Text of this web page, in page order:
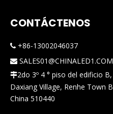
CONTÁCTENOS
 +86-13002046037
 SALES01@CHINALED1.COM
2do 3º 4 ° piso del edificio
Daxiang Village, Renhe Town
China 510440